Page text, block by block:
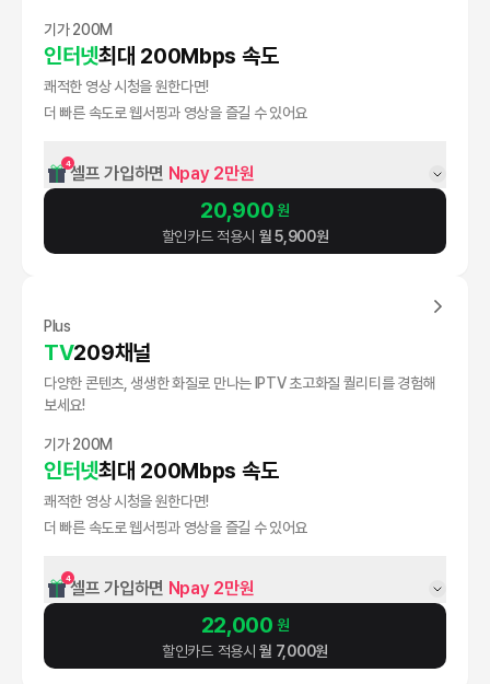
기가 200M
인터넷최대 200Mbps 속도
쾌적한 영상 시청을 원한다면!
더 빠른 속도로 웹서핑과 영상을 즐길 수 있어요
4셀프 가입하면 Npay 2만원
20,900원
할인카드 적용시 월 5,900원
Plus
TV209채널
다양한 콘텐츠, 생생한 화질로 만나는 IPTV 초고화질 퀄리티를 경험해
보세요!
기가 200M
인터넷최대 200Mbps 속도
쾌적한 영상 시청을 원한다면!
더 빠른 속도로 웹서핑과 영상을 즐길 수 있어요
4셀프 가입하면 Npay 2만원
22,000 원
할인카드 적용시 월 7,000원